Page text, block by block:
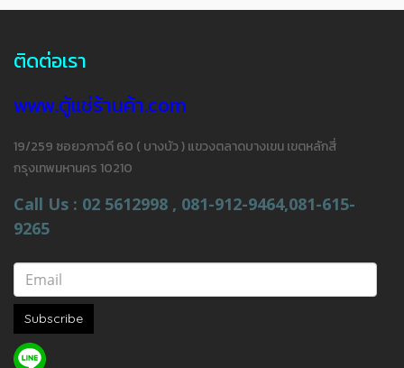
ติดต่อเรา
www.ตู้แช่ร้านค้า.com
19/259 ซอยวภาวดี 60 ( บางบัว ) แขวงตลาดบางเขน เขตหลักสี่
กรุงเทพมหานคร 10210
Call Us : 02 5612998 , 081-912-9464,081-615-
9265
Subscribe